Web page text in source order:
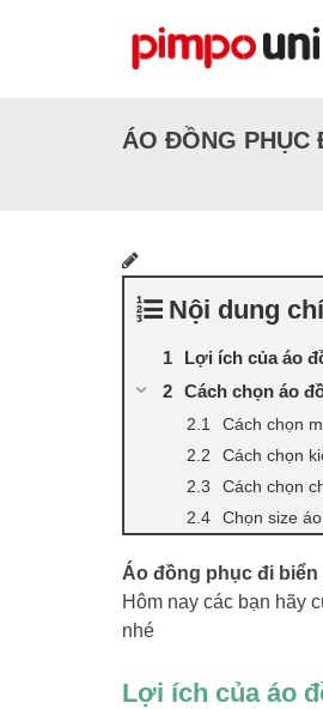
ÁO ĐỒNG PHỤC
Nội dung
Lợi ích của áo
Cách chọn áo
Cách chọn
Cách chọn
Cách chọn
Chọn size
Áo đồng phục đi biển
Hôm nay các bạn hãy
nhé
Lợi ích của áo